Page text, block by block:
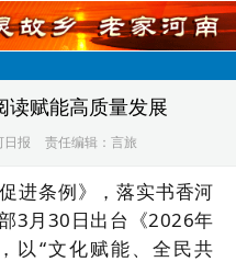
读赋能高质量发展
日报 责任编辑：言旅
进条例》，落实书香河
3月30日出台《2026年
以“文化赋能、全民共